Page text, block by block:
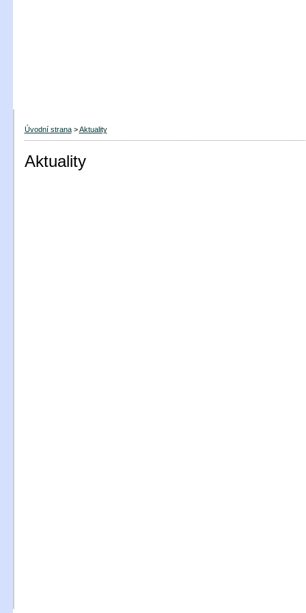
Úvodní strana>Aktuality
Aktuality